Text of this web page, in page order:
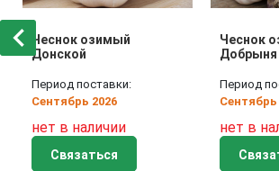
Чеснок озимый
Донской
Период поставки:
Сентябрь 2026
нет в наличии
Связаться
Чеснок
Добрыня
Период
Сентябрь
нет в